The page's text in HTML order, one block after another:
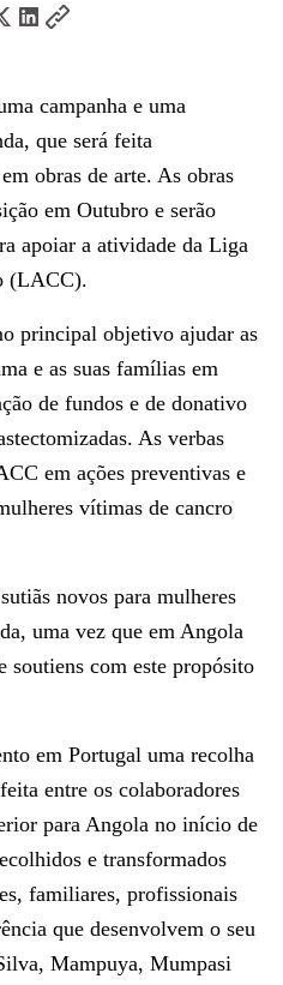
campanha e uma
que será feita
obras de arte. As obras
em Outubro e serão
apoiar a atividade da Liga
(LACC).
principal objetivo ajudar as
e as suas famílias em
de fundos e de donativo
As verbas
em ações preventivas e
vítimas de cancro
novos para mulheres
uma vez que em Angola
soutiens com este propósito
em Portugal uma recolha
entre os colaboradores
para Angola no início de
e transformados
familiares, profissionais
que desenvolvem o seu
Mampuya, Mumpasi